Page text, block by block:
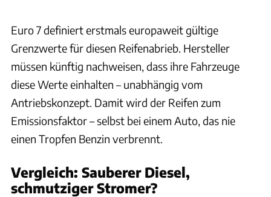
Euro 7 definiert erstmals europaweit gültige
Grenzwerte für diesen Reifenabrieb. Hersteller
müssen künftig nachweisen, dass ihre Fahrzeuge
diese Werte einhalten – unabhängig vom
Antriebskonzept. Damit wird der Reifen zum
Emissionsfaktor – selbst bei einem Auto, das nie
einen Tropfen Benzin verbrennt.
Vergleich: Sauberer Diesel,
schmutziger Stromer?